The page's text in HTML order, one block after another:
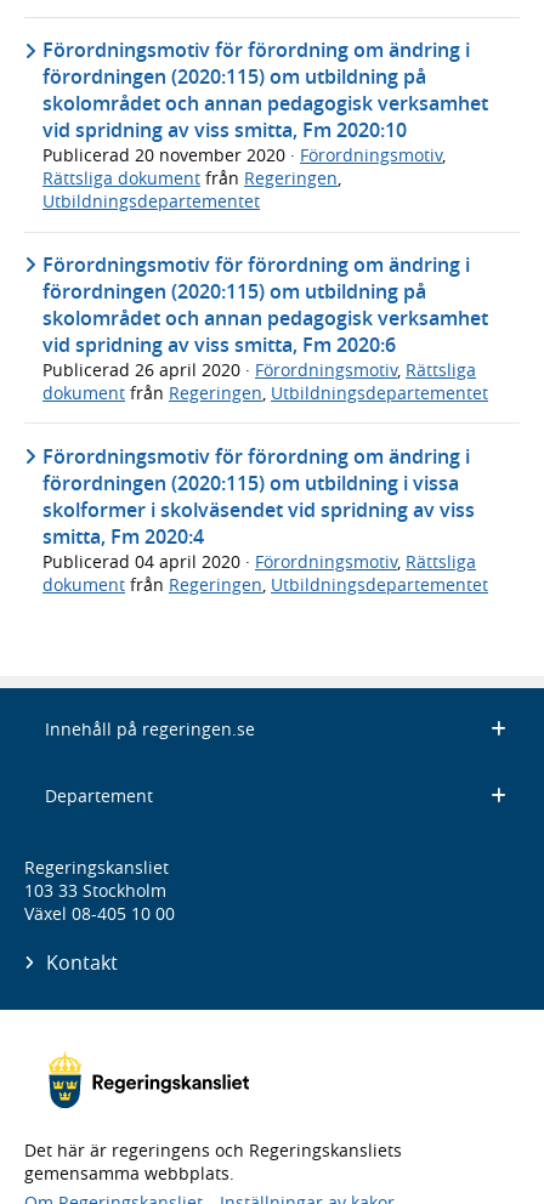
Förordningsmotiv för förordning om ändring i
förordningen (2020:115) om utbildning på
skolområdet och annan pedagogisk verksamhet
vid spridning av viss smitta, Fm 2020:10
Publicerad 20 november 2020 · Förordningsmotiv,
Rättsliga dokument från Regeringen,
Utbildningsdepartementet
Förordningsmotiv för förordning om ändring i
förordningen (2020:115) om utbildning på
skolområdet och annan pedagogisk verksamhet
vid spridning av viss smitta, Fm 2020:6
Publicerad 26 april 2020 · Förordningsmotiv, Rättsliga
dokument från Regeringen, Utbildningsdepartementet
Förordningsmotiv för förordning om ändring i
förordningen (2020:115) om utbildning i vissa
skolformer i skolväsendet vid spridning av viss
smitta, Fm 2020:4
Publicerad 04 april 2020 · Förordningsmotiv, Rättsliga
dokument från Regeringen Utbildningsdepartementet
Innehåll på regeringen.se
Departement
Regeringskansliet
103 33 Stockholm
Växel 08-405 10 00
Kontakt
Det här är regeringens och Regeringskansliets
gemensamma webbplats.